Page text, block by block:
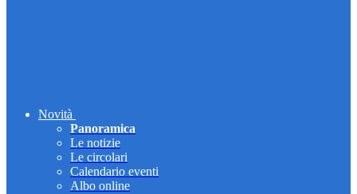
Novità
Panoramica
Le notizie
Le circolari
Calendario eventi
Albo online